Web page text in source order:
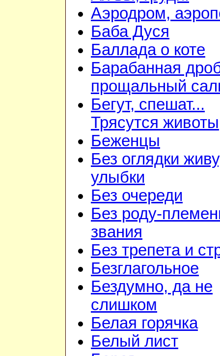
Аэродром,
Баба Дуся
Баллада о коте
Барабанная
прощальный
Бегут, спешат...
Трясутся животы
Беженцы
Без оглядки
улыбки
Без очереди
Без роду-
звания
Без трепета и
Безглагольное
Бездумно, да не
слишком
Белая горячка
Белый лист